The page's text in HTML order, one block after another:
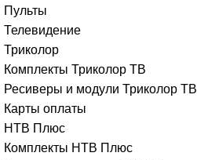
Пульты
Телевидение
Триколор
Комплекты Триколор ТВ
Ресиверы и модули Триколор ТВ
Карты оплаты
НТВ Плюс
Комплекты НТВ Плюс